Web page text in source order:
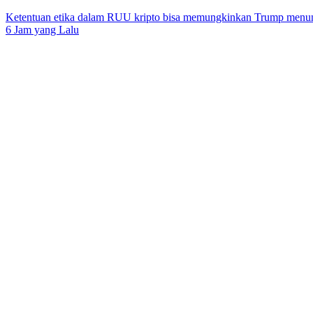
Ketentuan etika dalam RUU kripto bisa memungkinkan Trump
6 Jam yang Lalu